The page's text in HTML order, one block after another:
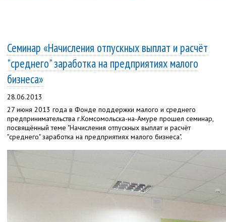
Семинар «Начисления отпускных выплат и расчёт
"среднего" заработка на предприятиях малого
бизнеса»
28.06.2013
27 июня 2013 года в Фонде поддержки малого и среднего
предпринимательства г.Комсомольска-на-Амуре прошел семинар,
посвящённый теме "Начисления отпускных выплат и расчёт
"среднего" заработка на предприятиях малого бизнеса".